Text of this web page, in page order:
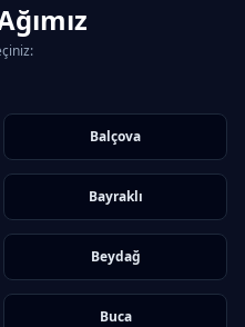
Balçova
Bayraklı
Beydağ
Buca